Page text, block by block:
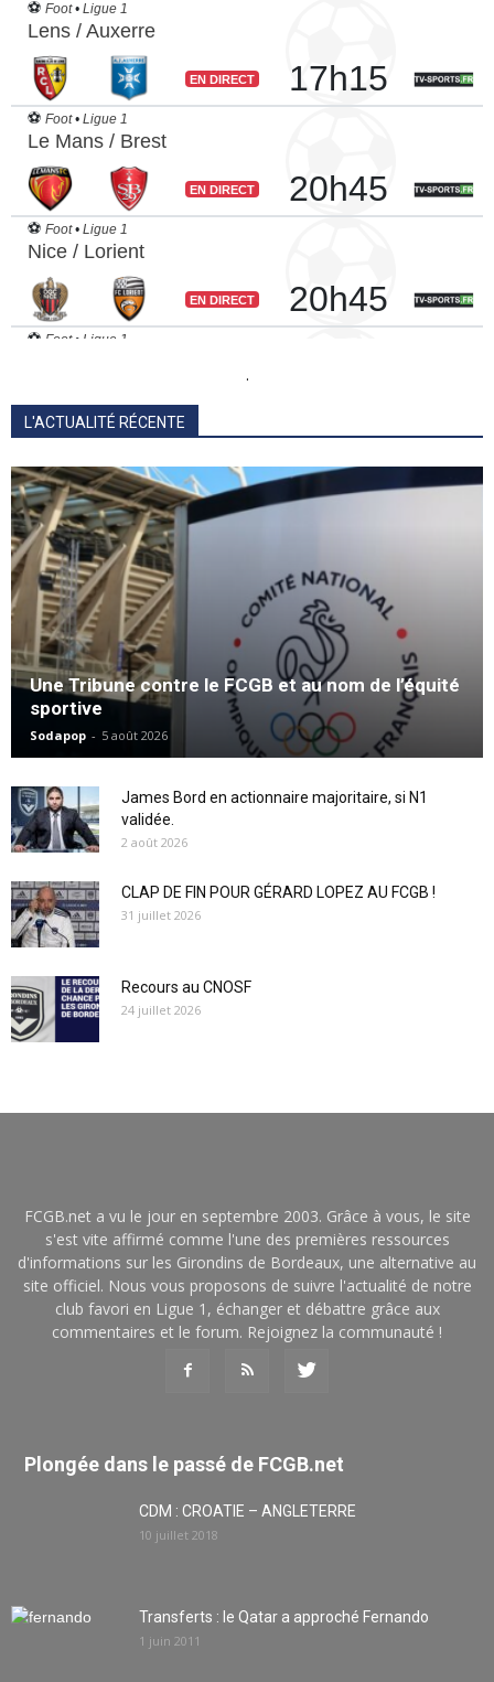
.
L'ACTUALITÉ RÉCENTE
Une Tribune contre le FCGB et au nom de l’équité
sportive
Sodapop - 5 août 2026
James Bord en actionnaire majoritaire, si N1
validée.
2 août 2026
CLAP DE FIN POUR GÉRARD LOPEZ AU FCGB !
31 juillet 2026
Recours au CNOSF
24 juillet 2026
FCGB.net a vu le jour en septembre 2003. Grâce à vous, le site
s'est vite affirmé comme l'une des premières ressources
d'informations sur les Girondins de Bordeaux, une alternative au
site officiel. Nous vous proposons de suivre l'actualité de notre
club favori en Ligue 1, échanger et débattre grâce aux
commentaires et le forum. Rejoignez la communauté !
Plongée dans le passé de FCGB.net
CDM : CROATIE – ANGLETERRE
10 juillet 2018
Transferts : le Qatar a approché Fernando
1 juin 2011